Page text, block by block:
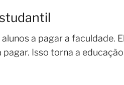
a pagar a faculdade.
Isso torna a